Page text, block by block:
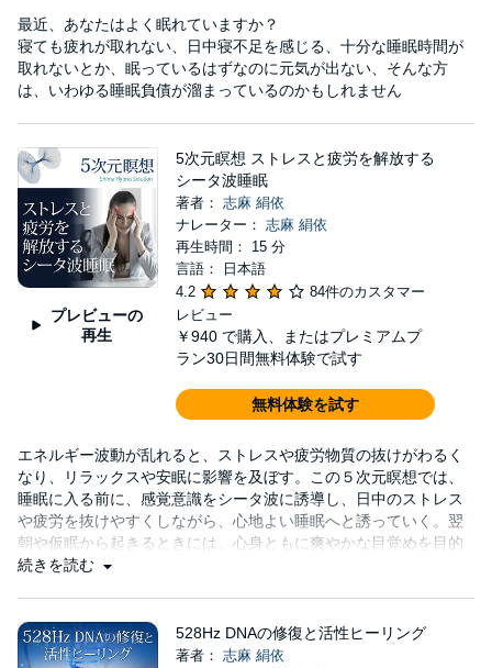
最近、あなたはよく眠れていますか？
寝ても疲れが取れない、日中寝不足を感じる、十分な睡眠時間が
取れないとか、眠っているはずなのに元気が出ない、そんな方
は、いわゆる睡眠負債が溜まっているのかもしれません
プレビューの
再生
5次元瞑想 ストレスと疲労を解放する
シータ波睡眠
著者： 志麻 絹依
ナレーター： 志麻 絹依
再生時間： 15 分
言語： 日本語
4.2
84件のカスタマー
レビュー
￥940 で購入、またはプレミアムプ
ラン30日間無料体験で試す
無料体験を試す
エネルギー波動が乱れると、ストレスや疲労物質の抜けがわるく
なり、リラックスや安眠に影響を及ぼす。この５次元瞑想では、
睡眠に入る前に、感覚意識をシータ波に誘導し、日中のストレス
や疲労を抜けやすくしながら、心地よい睡眠へと誘っていく。翌
朝や仮眠から起きるときには、心身ともに爽やかな目覚めを目的
としている。瞑想の途中で寝てしまうなら、自動的にオーディオ
続きを読む
528Hz DNAの修復と活性ヒーリング
著者： 志麻 絹依